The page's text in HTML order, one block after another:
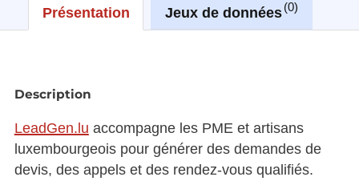
Présentation Jeux de données 0
Description
LeadGen.lu accompagne les PME et artisans
luxembourgeois pour générer des demandes de
devis, des appels et des rendez-vous qualifiés.